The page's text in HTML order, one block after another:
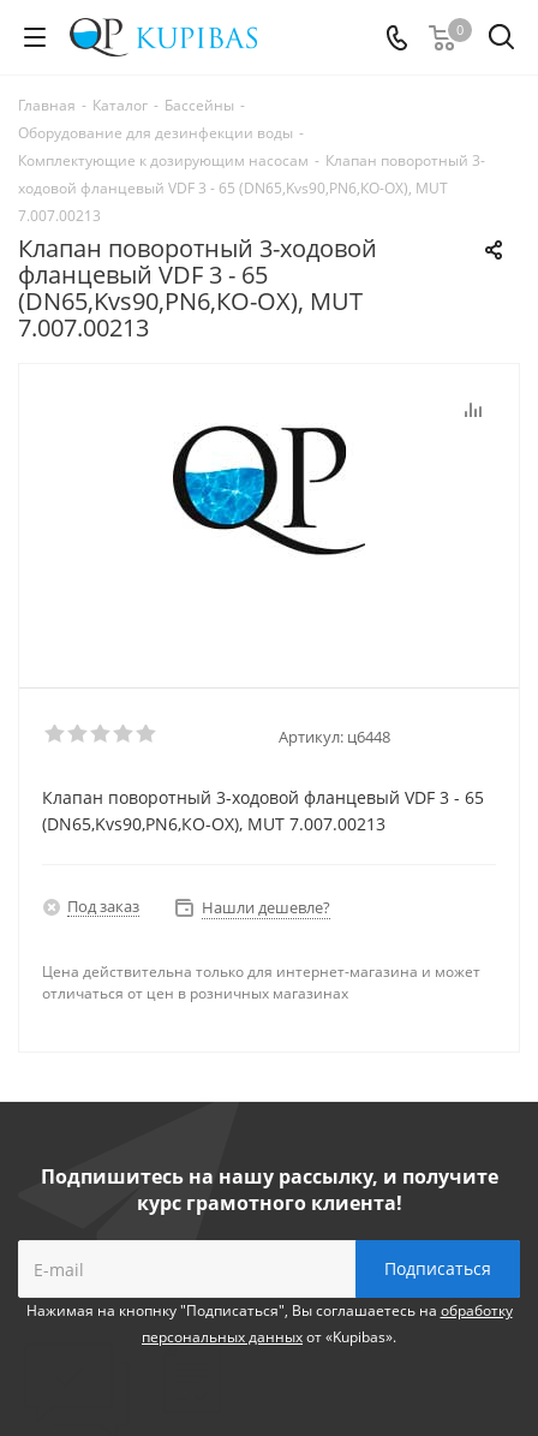
0
Главная - Каталог - Бассейны -
Оборудование для дезинфекции воды -
Комплектующие к дозирующим насосам - Клапан поворотный 3-
ходовой фланцевый VDF 3 - 65 (DN65,Kvs90,PN6,КО-ОХ), MUT
7.007.00213
Клапан поворотный 3-ходовой
фланцевый VDF 3 - 65
(DN65,Kvs90,PN6,КО-ОХ), MUT
7.007.00213
Артикул: ц6448
Клапан поворотный 3-ходовой фланцевый VDF 3 - 65
(DN65,Kvs90,PN6,КО-ОХ), MUT 7.007.00213
Под заказ Нашли дешевле?
Цена действительна только для интернет-магазина и может
отличаться от цен в розничных магазинах
Подпишитесь на нашу рассылку, и получите
курс грамотного клиента!
Нажимая на кнопнку "Подписаться", Вы соглашаетесь на обработку
персональных данныхот «Kupibas».